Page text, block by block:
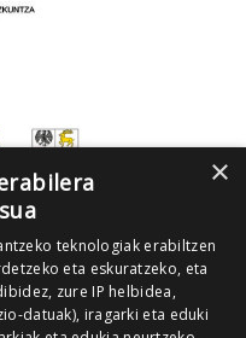
×
teknologiak erabiltzen
eta eskuratzeko, eta
zure IP helbidea,
datuak), iragarki eta eduki